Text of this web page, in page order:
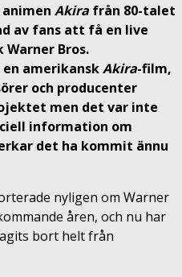
Akira från 80-talet
av fans att få en live
Warner Bros.
amerikanskAkira-film,
och producenter
men det var inte
information om
det ha kommit ännu
nyligen om Warner
åren, och nu har
bort helt från